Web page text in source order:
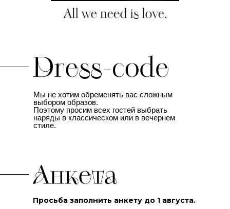
Мы не хотим обременять вас сложным
выбором образов.
Поэтому просим всех гостей выбрать
наряды в классическом или в вечернем
стиле.
Просьба заполнить анкету до 1 августа.